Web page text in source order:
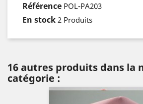
Référence POL-PA203
En stock 2 Produits
16 autres produits dans la
catégorie :